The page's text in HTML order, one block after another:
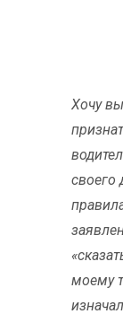
Хочу
своего
моему